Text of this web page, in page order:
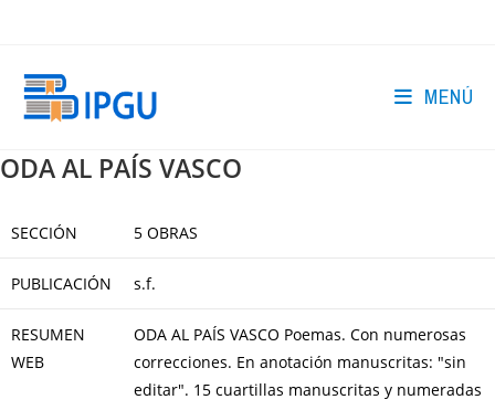
MENÚ
ODA AL PAÍS VASCO
SECCIÓN 5 OBRAS
PUBLICACIÓN s.f.
RESUMEN
WEB
ODA AL PAÍS VASCO Poemas. Con numerosas
correcciones. En anotación manuscritas: "sin
editar". 15 cuartillas manuscritas y numeradas